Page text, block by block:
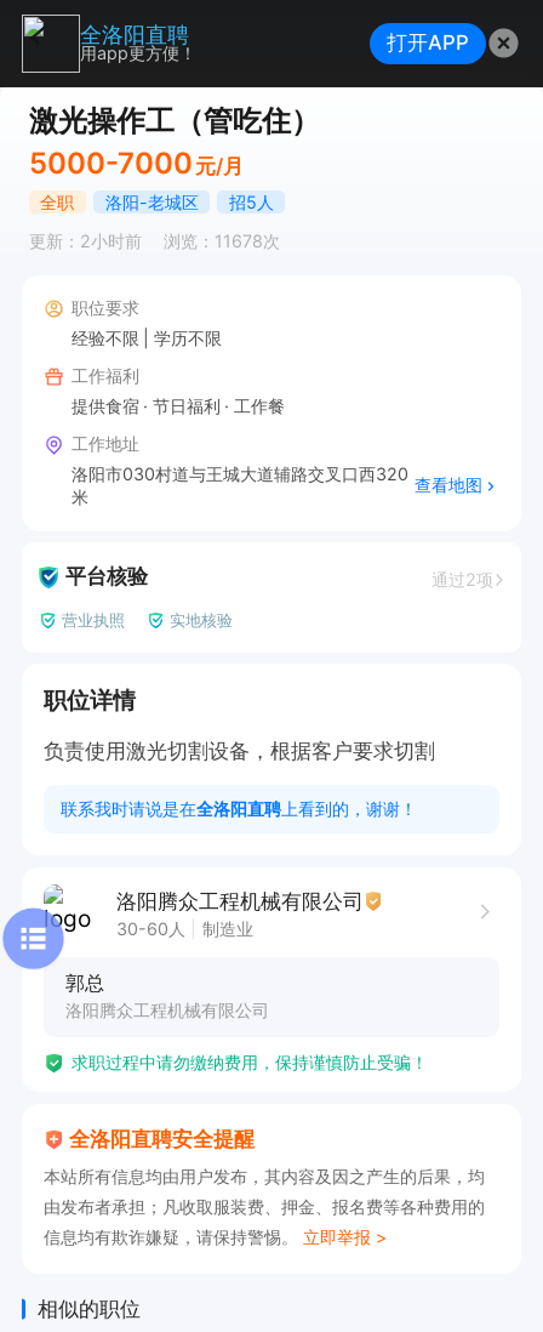
激光操作工（管吃住）
5000-7000 元/月
全职 洛阳-老城区
招5人
更新：2小时前
浏览：11678次
职位要求
经验不限
学历不限
工作福利
提供食宿
节日福利
工作餐
工作地址
洛阳市030村道与王城大道辅路交叉口西320
米
查看地图
平台核验 通过2项
营业执照 实地核验
职位详情
负责使用激光切割设备，根据客户要求切割
联系我时请说是在全洛阳直聘 上看到的，谢谢！
洛阳腾众工程机械有限公司
30-60人 制造业
郭总
洛阳腾众工程机械有限公司
求职过程中请勿缴纳费用，保持谨慎防止受骗！
全洛阳直聘安全提醒
本站所有信息均由用户发布，其内容及因之产生的后果，均
由发布者承担；凡收取服装费、押金、报名费等各种费用的
信息均有欺诈嫌疑，请保持警惕。 立即举报 >
相似的职位
全洛阳直聘
用app更方便！ 打开APP